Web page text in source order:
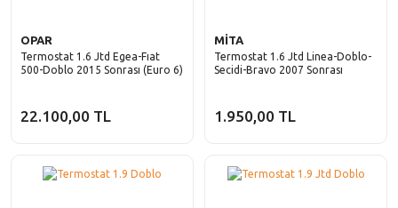
OPAR
Termostat 1.6 Jtd Egea-Fıat
500-Doblo 2015 Sonrası (Euro 6)
22.100,00 TL
MİTA
Termostat 1.6 Jtd Linea-Doblo-
Secidi-Bravo 2007 Sonrası
1.950,00 TL